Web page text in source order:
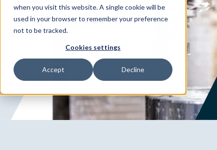
when you visit this website. A single cookie will be
used in your browser to remember your preference
not to be tracked.
Cookies settings
Accept Decline